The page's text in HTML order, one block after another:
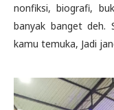
nonfiksi, biografi,
banyak banget deh.
kamu temuka, Jadi